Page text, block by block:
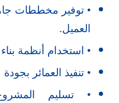
• توفير مخططات
العميل.
• استخدام أنظمة
• تنفيذ العمائر
• تسليم